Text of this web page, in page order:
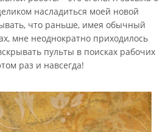
насладиться моей новой
что раньше, имея обычный
мне неоднократно приходилось
пульты в поисках рабочих
раз и навсегда!